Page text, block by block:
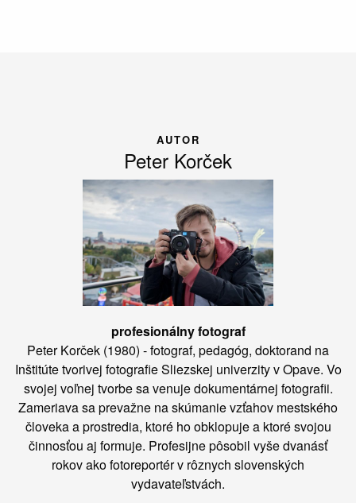
AUTOR
Peter Korček
profesionálny fotograf
Peter Korček (1980) - fotograf, pedagóg, doktorand na
Inštitúte tvorivej fotografie Sliezskej univerzity v Opave. Vo
svojej voľnej tvorbe sa venuje dokumentárnej fotografii.
Zameriava sa prevažne na skúmanie vzťahov mestského
človeka a prostredia, ktoré ho obklopuje a ktoré svojou
činnosťou aj formuje. Profesijne pôsobil vyše dvanásť
rokov ako fotoreportér v rôznych slovenských
vydavateľstvách.